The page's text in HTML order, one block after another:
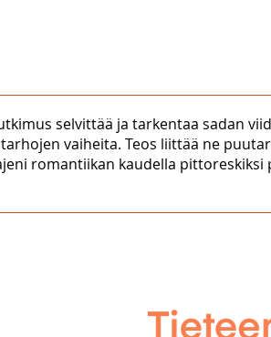
selvittää ja tarkentaa sadan
vaiheita. Teos liittää ne
romantiikan kaudella pittoreskiksi